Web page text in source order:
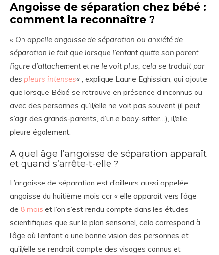
Angoisse de séparation chez bébé :
comment la reconnaître ?
« On appelle angoisse de séparation ou anxiété de
séparation le fait que lorsque l’enfant quitte son parent
figure d’attachement et ne le voit plus, cela se traduit par
des pleurs intenses« , explique Laurie Eghissian, qui ajoute
que lorsque Bébé se retrouve en présence d’inconnus ou
avec des personnes qu’il/elle ne voit pas souvent (il peut
s’agir des grands-parents, d’un.e baby-sitter…), il/elle
pleure également.
A quel âge l’angoisse de séparation apparaît
et quand s’arrête-t-elle ?
L’angoisse de séparation est d’ailleurs aussi appelée
angoisse du huitième mois car « elle apparaît vers l’âge
de 8 mois et l’on s’est rendu compte dans les études
scientifiques que sur le plan sensoriel, cela correspond à
l’âge où l’enfant a une bonne vision des personnes et
qu’il/elle se rendrait compte des visages connus et